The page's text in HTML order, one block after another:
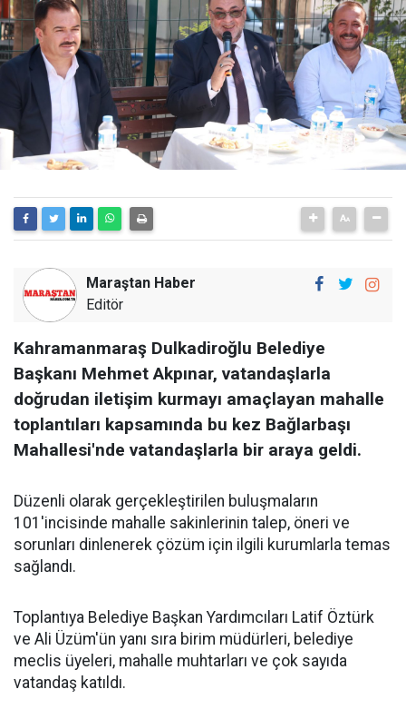
Maraştan Haber
Editör
Kahramanmaraş Dulkadiroğlu Belediye
Başkanı Mehmet Akpınar, vatandaşlarla
doğrudan iletişim kurmayı amaçlayan mahalle
toplantıları kapsamında bu kez Bağlarbaşı
Mahallesi'nde vatandaşlarla bir araya geldi.
Düzenli olarak gerçekleştirilen buluşmaların
101'incisinde mahalle sakinlerinin talep, öneri ve
sorunları dinlenerek çözüm için ilgili kurumlarla temas
sağlandı.
Toplantıya Belediye Başkan Yardımcıları Latif Öztürk
ve Ali Üzüm'ün yanı sıra birim müdürleri, belediye
meclis üyeleri, mahalle muhtarları ve çok sayıda
vatandaş katıldı.